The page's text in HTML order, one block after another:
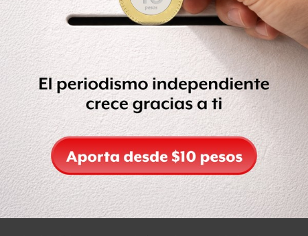
El funcionario dijo que los dos afectados habían sido
comisionados para tocar la campana de la iglesia –de una
religión que no profesan-, pero en su opinión “tomaron
como pretexto que porque son evangélicos causaron esta
situación”.
Te puede interesar: El número de católicos en México va
a la baja; aumentan los ateos y de otras religiones
De acuerdo con Huesca “los sancionaron por no cumplir
con los acuerdos de la comunidad”.